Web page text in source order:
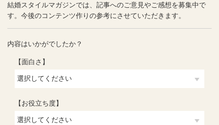
結婚スタイルマガジンでは、記事へのご意見やご感想を募集中で
す。今後のコンテンツ作りの参考にさせていただきます。
内容はいかがでしたか？
【面白さ】
【お役立ち度】